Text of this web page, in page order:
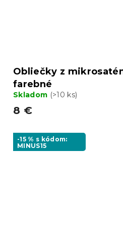
Obliečky z
farebné
Skladom (>10 ks)
8 €
-15 % s kódom:
MINUS15